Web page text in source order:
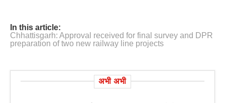
In this article:
Chhattisgarh: Approval received for final survey and DPR
preparation of two new railway line projects
अभी अभी